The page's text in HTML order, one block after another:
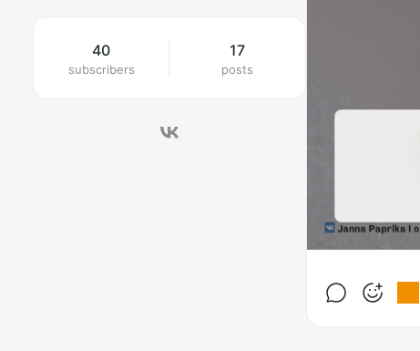
40
subscribers
17
posts